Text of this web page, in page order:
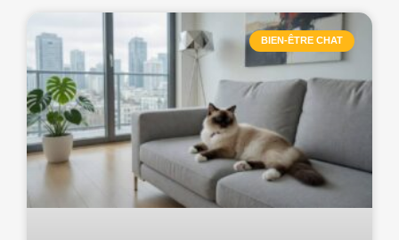
BIEN-ÊTRE CHAT